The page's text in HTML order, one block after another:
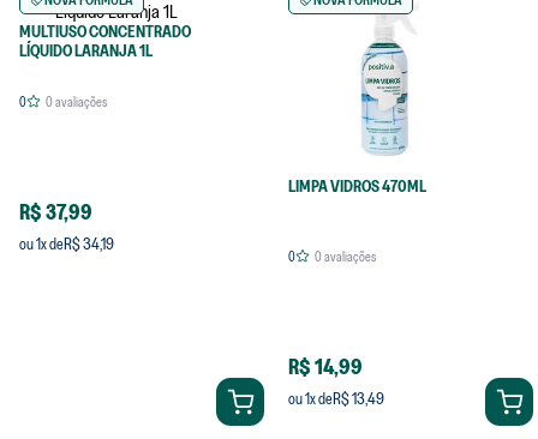
MULTIUSO CONCENTRADO
LÍQUIDO LARANJA 1L
0 0avaliações
R$ 37,99
ou1x deR$ 34,19
LIMPA VIDROS 470ML
0 0avaliações
R$ 14,99
ou1x deR$ 13,49